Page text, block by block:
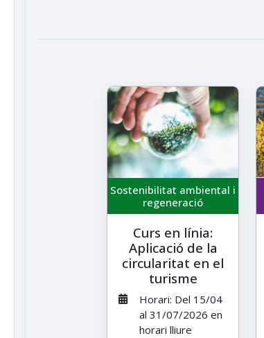
Sostenibilitat ambiental i
regeneració
Curs en línia:
Aplicació de la
circularitat en el
turisme
Horari: Del 15/04
al 31/07/2026 en
horari lliure